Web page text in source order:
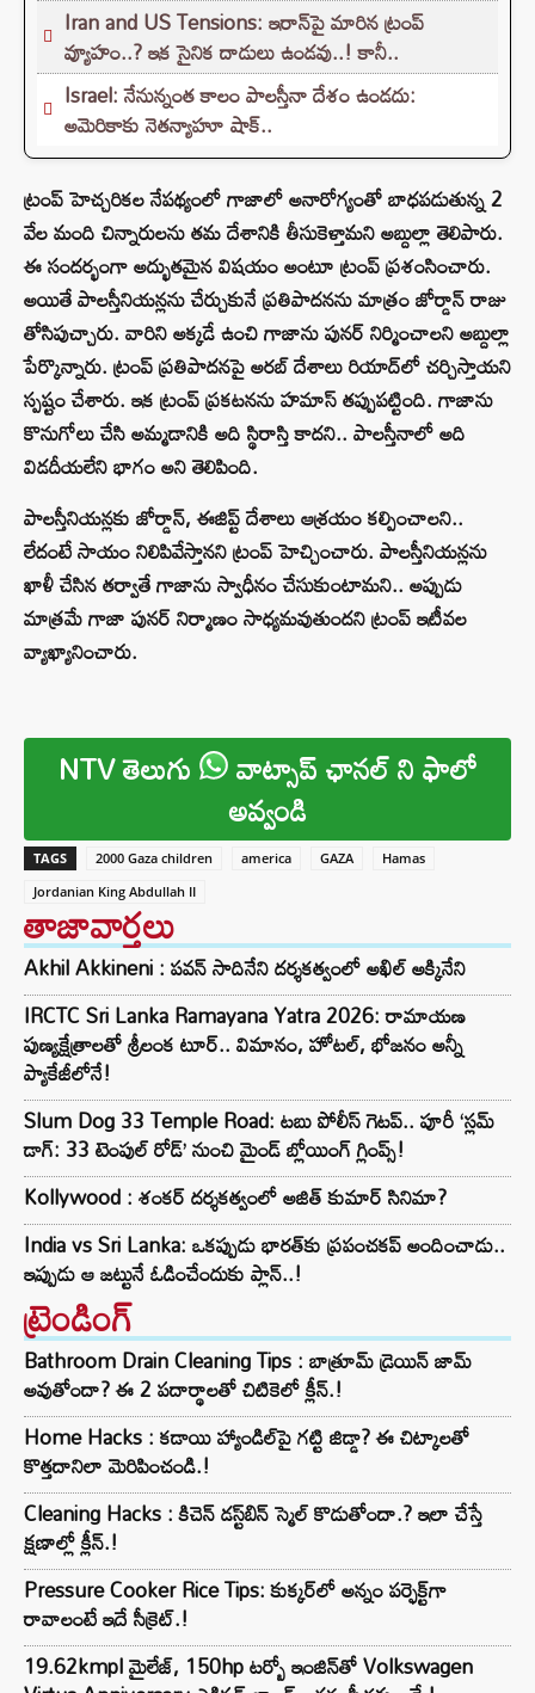
Iran and US Tensions: ఇరాన్‌పై మారిన ట్రంప్
వ్యూహం..? ఇక సైనిక దాడులు ఉండవు..! కానీ..
Israel: నేనున్నంత కాలం పాలస్తీనా దేశం ఉండదు:
అమెరికాకు నెతన్యాహూ షాక్..
ట్రంప్ హెచ్చరికల నేపథ్యంలో గాజాలో అనారోగ్యంతో బాధపడుతున్న 2
వేల మంది చిన్నారులను తమ దేశానికి తీసుకెళ్తామని అబ్దుల్లా తెలిపారు.
ఈ సందర్భంగా అద్భుతమైన విషయం అంటూ ట్రంప్ ప్రశంసించారు.
అయితే పాలస్తీనియన్లను చేర్చుకునే ప్రతిపాదనను మాత్రం జోర్డాన్ రాజు
తోసిపుచ్చారు. వారిని అక్కడే ఉంచి గాజాను పునర్ నిర్మించాలని అబ్దుల్లా
పేర్కొన్నారు. ట్రంప్ ప్రతిపాదనపై అరబ్ దేశాలు రియాద్‌లో చర్చిస్తాయని
స్పష్టం చేశారు. ఇక ట్రంప్ ప్రకటనను హమాస్ తప్పుపట్టింది. గాజాను
కొనుగోలు చేసి అమ్మడానికి అది స్థిరాస్తి కాదని.. పాలస్తీనాలో అది
విడదీయలేని భాగం అని తెలిపింది.
పాలస్తీనియన్లకు జోర్డాన్, ఈజిప్ట్‌ దేశాలు ఆశ్రయం కల్పించాలని..
లేదంటే సాయం నిలిపివేస్తానని ట్రంప్ హెచ్చించారు. పాలస్తీనియన్లను
ఖాళీ చేసిన తర్వాతే గాజాను స్వాధీనం చేసుకుంటామని.. అప్పుడు
మాత్రమే గాజా పునర్ నిర్మాణం సాధ్యమవుతుందని ట్రంప్ ఇటీవల
వ్యాఖ్యానించారు.
NTV తెలుగు వాట్సాప్ ఛానల్ ని ఫాలో
అవ్వండి
TAGS 2000 Gaza children america GAZA
Hamas
Jordanian King Abdullah II
తాజావార్తలు
Akhil Akkineni : పవన్ సాదినేని దర్శకత్వంలో అఖిల్ అక్కినేని
IRCTC Sri Lanka Ramayana Yatra 2026: రామాయణ
పుణ్యక్షేత్రాలతో శ్రీలంక టూర్.. విమానం, హోటల్, భోజనం అన్నీ
ప్యాకేజీలోనే!
Slum Dog 33 Temple Road: టబు పోలీస్ గెటప్.. పూరీ ‘స్లమ్
డాగ్: 33 టెంపుల్ రోడ్’ నుంచి మైండ్ బ్లోయింగ్ గ్లింప్స్!
Kollywood : శంకర్ దర్శకత్వంలో అజిత్ కుమార్ సినిమా?
India vs Sri Lanka: ఒకప్పుడు భారత్‌కు ప్రపంచకప్ అందించాడు..
ఇప్పుడు ఆ జట్టునే ఓడించేందుకు ప్లాన్‌..!
ట్రెండింగ్‌
Bathroom Drain Cleaning Tips : బాత్రూమ్ డ్రెయిన్ జామ్
అవుతోందా? ఈ 2 పదార్థాలతో చిటికెలో క్లీన్.!
Home Hacks : కడాయి హ్యాండిల్‌పై గట్టి జిడ్డా? ఈ చిట్కాలతో
కొత్తదానిలా మెరిపించండి.!
Cleaning Hacks : కిచెన్ డస్ట్‌బిన్ స్మెల్ కొడుతోందా.? ఇలా చేస్తే
క్షణాల్లో క్లీన్.!
Pressure Cooker Rice Tips: కుక్కర్‌లో అన్నం పర్ఫెక్ట్‌గా
రావాలంటే ఇదే సీక్రెట్.!
19.62kmpl మైలేజ్, 150hp టర్బో ఇంజిన్‌తో Volkswagen